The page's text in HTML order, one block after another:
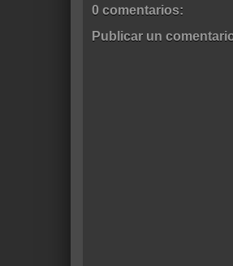
0 comentarios:
Publicar un